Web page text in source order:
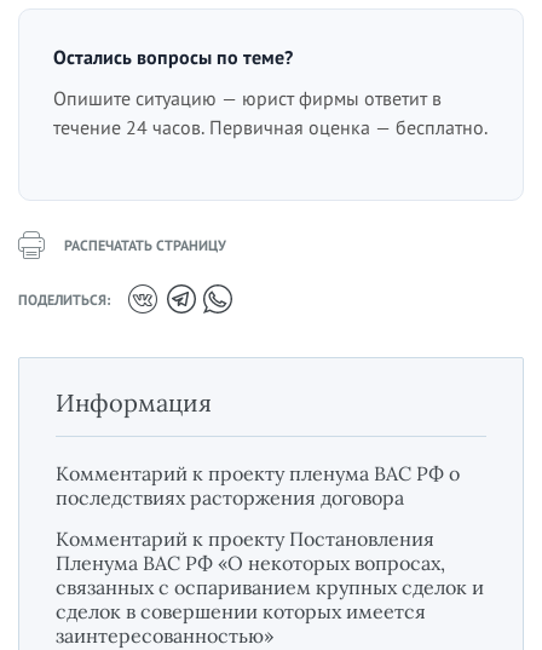
Остались вопросы по теме?
Опишите ситуацию — юрист фирмы ответит в
течение 24 часов. Первичная оценка — бесплатно.
РАСПЕЧАТАТЬ СТРАНИЦУ
ПОДЕЛИТЬСЯ:
Информация
Комментарий к проекту пленума ВАС РФ о
последствиях расторжения договора
Комментарий к проекту Постановления
Пленума ВАС РФ «О некоторых вопросах,
связанных с оспариванием крупных сделок и
сделок в совершении которых имеется
заинтересованностью»